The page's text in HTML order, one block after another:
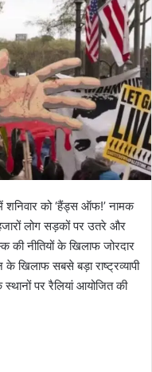
शनिवार को ‘हैंड्स ऑफ!’ नामक
लोग सड़कों पर उतरे और
की नीतियों के खिलाफ जोरदार
खिलाफ सबसे बड़ा राष्ट्रव्यापी
पर रैलियां आयोजित की